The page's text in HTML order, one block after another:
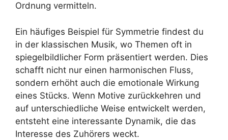
Ordnung vermitteln.
Ein häufiges Beispiel für Symmetrie findest du
in der klassischen Musik, wo Themen oft in
spiegelbildlicher Form präsentiert werden. Dies
schafft nicht nur einen harmonischen Fluss,
sondern erhöht auch die emotionale Wirkung
eines Stücks. Wenn Motive zurückkehren und
auf unterschiedliche Weise entwickelt werden,
entsteht eine interessante Dynamik, die das
Interesse des Zuhörers weckt.